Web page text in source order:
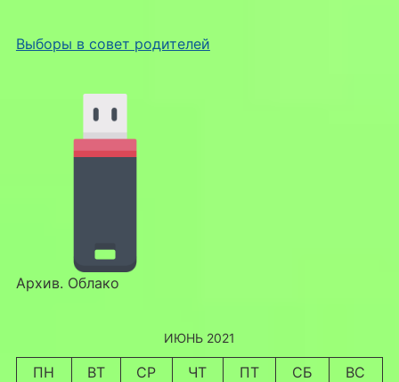
Выборы в совет родителей
Архив. Облако
ИЮНЬ 2021
ПН ВТ СР ЧТ ПТ СБ
ВС